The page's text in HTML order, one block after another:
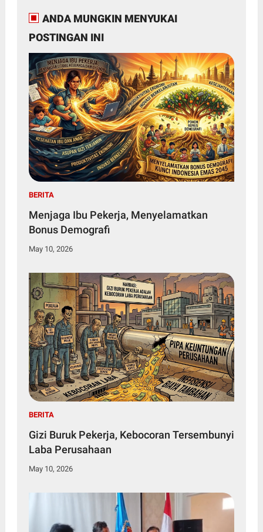
ANDA MUNGKIN MENYUKAI
POSTINGAN INI
BERITA
Menjaga Ibu Pekerja, Menyelamatkan
Bonus Demografi
May 10, 2026
BERITA
Gizi Buruk Pekerja, Kebocoran Tersembunyi
Laba Perusahaan
May 10, 2026